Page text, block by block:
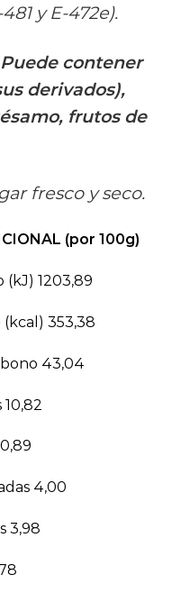
y E-472e).
contener
derivados),
frutos de
fresco y seco.
(por 100g)
1203,89
353,38
43,04
4,00
3,98